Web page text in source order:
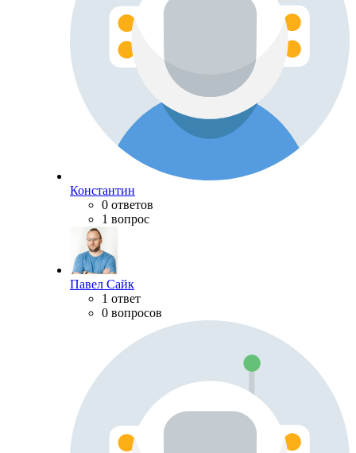
Константин
0 ответов
1 вопрос
Павел Сайк
1 ответ
0 вопросов